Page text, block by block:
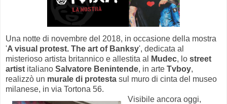
Una notte di novembre del 2018, in occasione della mostra
'A visual protest. The art of Banksy', dedicata al
misterioso artista britannico e allestita al
Mudec, lo street
artist italiano Salvatore Benintende, in arte Tvboy,
realizzò un murale di protesta sul muro di cinta del museo
milanese, in via Tortona 56.
Visibile ancora oggi,